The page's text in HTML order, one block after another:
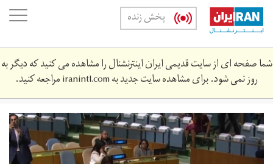
Skip
main
content
پخش زنده
شما صفحه ای از سایت قدیمی ایران اینترنشنال را مشاهده می کنید که دیگر به
روز نمی شود. برای مشاهده سایت جدید بهiranintl.comمراجعه کنید.
rwhny.jpg